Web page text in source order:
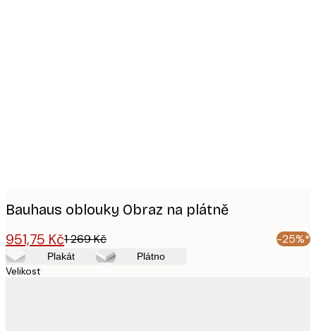
Bauhaus oblouky Obraz na plátně
951,75 Kč1 269 Kč -25%*
Plakát Plátno
Velikost